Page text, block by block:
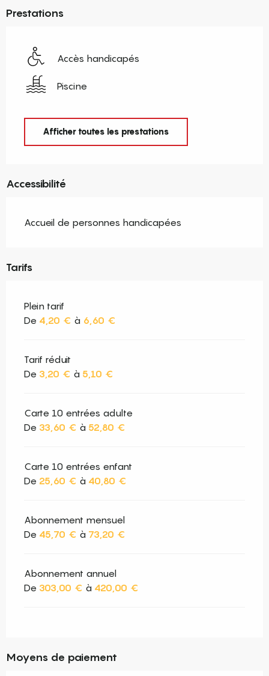
Prestations
Accès handicapés
Piscine
Afficher toutes les prestations
Accessibilité
Accueil de personnes handicapées
Tarifs
Plein tarif
De 4,20 € à 6,60 €
Tarif réduit
De 3,20 € à 5,10 €
Carte 10 entrées adulte
De 33,60 € à 52,80 €
Carte 10 entrées enfant
De 25,60 € à 40,80 €
Abonnement mensuel
De 45,70 € à 73,20 €
Abonnement annuel
De 303,00 € à 420,00 €
Moyens de paiement